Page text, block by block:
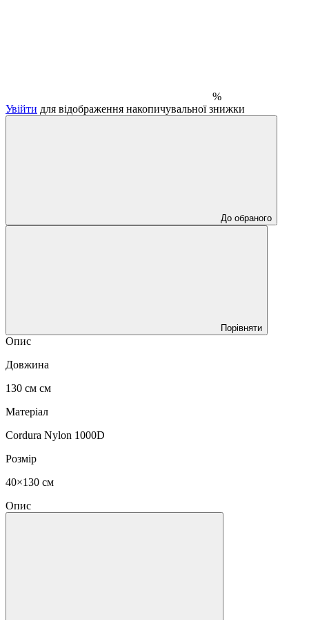
%
Увійти для відображення накопичувальної знижки
До обраного
Порівняти
Опис
Довжина
130 см см
Матеріал
Cordura Nylon 1000D
Розмір
40×130 см
Опис